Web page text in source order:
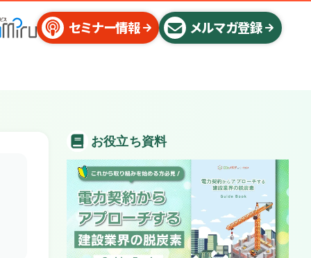
セミナー情報 メルマガ登録
お役立ち資料